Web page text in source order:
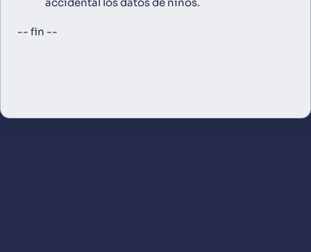
-- fin --